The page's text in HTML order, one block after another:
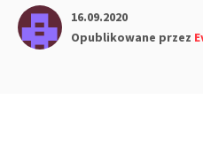
16.09.2020
Opublikowane przez